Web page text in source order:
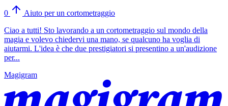
0
Aiuto per un cortometraggio
Ciao a tutti! Sto lavorando a un cortometraggio sul mondo della
magia e volevo chiedervi una mano, se qualcuno ha voglia di
aiutarmi. L'idea è che due prestigiatori si presentino a un'audizione
per...
Magigram